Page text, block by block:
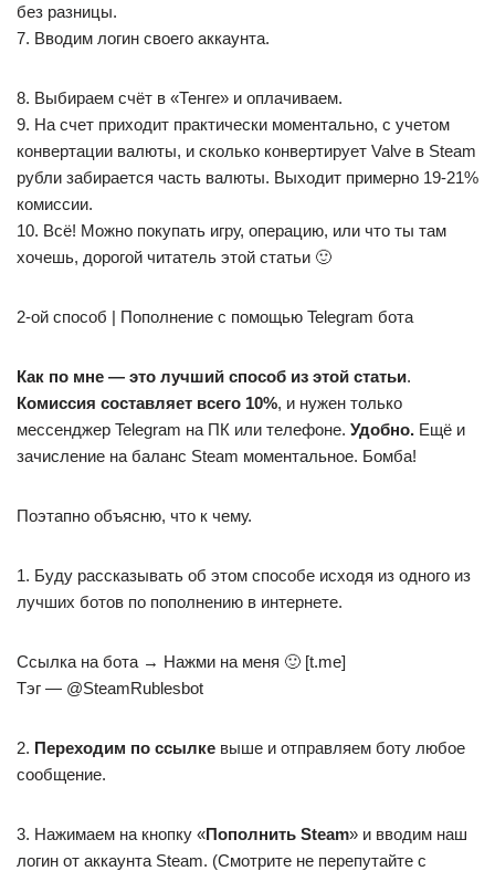
без разницы.
7. Вводим логин своего аккаунта.
8. Выбираем счёт в «Тенге» и оплачиваем.
9. На счет приходит практически моментально, с учетом
конвертации валюты, и сколько конвертирует Valve в Steam
рубли забирается часть валюты. Выходит примерно 19-21%
комиссии.
10. Всё! Можно покупать игру, операцию, или что ты там
хочешь, дорогой читатель этой статьи 🙂
2-ой способ | Пополнение с помощью Telegram бота
Как по мне — это лучший способ из этой статьи.
Комиссия составляет всего 10%, и нужен только
мессенджер Telegram на ПК или телефоне. Удобно. Ещё и
зачисление на баланс Steam моментальное. Бомба!
Поэтапно объясню, что к чему.
1. Буду рассказывать об этом способе исходя из одного из
лучших ботов по пополнению в интернете.
Ссылка на бота → Нажми на меня 🙂 [t.me]
Тэг — @SteamRublesbot
2. Переходим по ссылке выше и отправляем боту любое
сообщение.
3. Нажимаем на кнопку «Пополнить Steam» и вводим наш
логин от аккаунта Steam. (Смотрите не перепутайте с